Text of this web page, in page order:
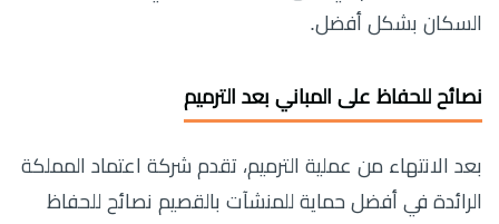
السكان بشكل أفضل.
نصائح للحفاظ على المباني بعد الترميم
بعد الانتهاء من عملية الترميم، تقدم شركة اعتماد المملكة
الرائدة في أفضل حماية للمنشآت بالقصيم نصائح للحفاظ